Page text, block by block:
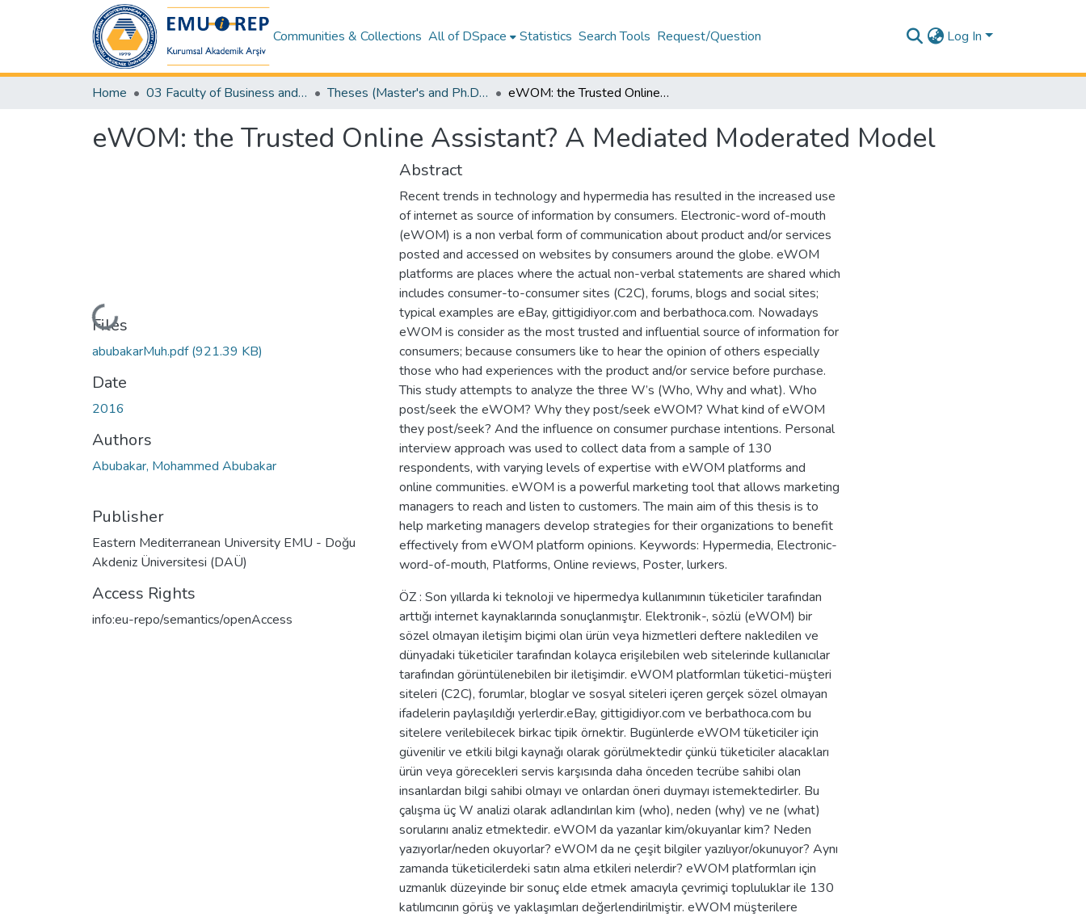
Communities & Collections All of DSpace Statistics Search Tools Request/Question Log In
Home 03 Faculty of Business and Economics Theses (Master's and Ph.D) – Business and Economics eWOM: the Trusted Online Assistant? A Mediated Moderated Model
eWOM: the Trusted Online Assistant? A Mediated Moderated Model
Loading...
Files
abubakarMuh.pdf(921.39 KB)
Date
2016
Authors
Abubakar, Mohammed Abubakar
Publisher
Eastern Mediterranean University EMU - Doğu
Akdeniz Üniversitesi (DAÜ)
Access Rights
info:eu-repo/semantics/openAccess
Abstract
Recent trends in technology and hypermedia has resulted in the increased use
of internet as source of information by consumers. Electronic-word of-mouth
(eWOM) is a non verbal form of communication about product and/or services
posted and accessed on websites by consumers around the globe. eWOM
platforms are places where the actual non-verbal statements are shared which
includes consumer-to-consumer sites (C2C), forums, blogs and social sites;
typical examples are eBay, gittigidiyor.com and berbathoca.com. Nowadays
eWOM is consider as the most trusted and influential source of information for
consumers; because consumers like to hear the opinion of others especially
those who had experiences with the product and/or service before purchase.
This study attempts to analyze the three W’s (Who, Why and what). Who
post/seek the eWOM? Why they post/seek eWOM? What kind of eWOM
they post/seek? And the influence on consumer purchase intentions. Personal
interview approach was used to collect data from a sample of 130
respondents, with varying levels of expertise with eWOM platforms and
online communities. eWOM is a powerful marketing tool that allows marketing
managers to reach and listen to customers. The main aim of this thesis is to
help marketing managers develop strategies for their organizations to benefit
effectively from eWOM platform opinions. Keywords: Hypermedia, Electronic-
word-of-mouth, Platforms, Online reviews, Poster, lurkers.
ÖZ : Son yıllarda ki teknoloji ve hipermedya kullanımının tüketiciler tarafından
arttığı internet kaynaklarında sonuçlanmıştır. Elektronik-, sözlü (eWOM) bir
sözel olmayan iletişim biçimi olan ürün veya hizmetleri deftere nakledilen ve
dünyadaki tüketiciler tarafından kolayca erişilebilen web sitelerinde kullanıcılar
tarafından görüntülenebilen bir iletişimdir. eWOM platformları tüketici-müşteri
siteleri (C2C), forumlar, bloglar ve sosyal siteleri içeren gerçek sözel olmayan
ifadelerin paylaşıldığı yerlerdir.eBay, gittigidiyor.com ve berbathoca.com bu
sitelere verilebilecek birkac tipik örnektir. Bugünlerde eWOM tüketiciler için
güvenilir ve etkili bilgi kaynağı olarak görülmektedir çünkü tüketiciler alacakları
ürün veya görecekleri servis karşısında daha önceden tecrübe sahibi olan
insanlardan bilgi sahibi olmayı ve onlardan öneri duymayı istemektedirler. Bu
çalışma üç W analizi olarak adlandırılan kim (who), neden (why) ve ne (what)
sorularını analiz etmektedir. eWOM da yazanlar kim/okuyanlar kim? Neden
yazıyorlar/neden okuyorlar? eWOM da ne çeşit bilgiler yazılıyor/okunuyor? Aynı
zamanda tüketicilerdeki satın alma etkileri nelerdir? eWOM platformları için
uzmanlık düzeyinde bir sonuç elde etmek amacıyla çevrimiçi topluluklar ile 130
katılımcının görüş ve yaklaşımları değerlendirilmiştir. eWOM müşterilere